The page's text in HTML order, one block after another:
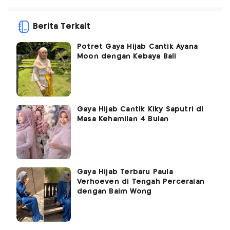
Berita Terkait
Potret Gaya Hijab Cantik Ayana
Moon dengan Kebaya Bali
Gaya Hijab Cantik Kiky Saputri di
Masa Kehamilan 4 Bulan
Gaya Hijab Terbaru Paula
Verhoeven di Tengah Perceraian
dengan Baim Wong